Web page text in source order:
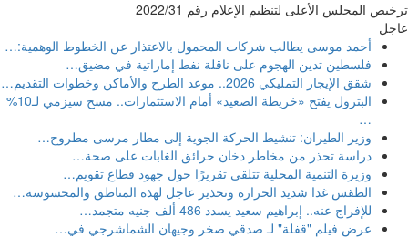
ترخيص المجلس الأعلى لتنظيم الإعلام رقم 2022/31
عاجل
أحمد موسى يطالب شركات المحمول بالاعتذار عن الخطوط الوهمية:…
فلسطين تدين الهجوم على ناقلة نفط إماراتية في مضيق…
شقق الإيجار التمليكي 2026.. موعد الطرح والأماكن وخطوات التقديم
…
البترول يفتح «خريطة الصعيد» أمام الاستثمارات.. مسح سيزمي لـ10%
…
وزير الطيران: تنشيط الحركة الجوية إلى مطار مرسى مطروح…
دراسة تحذر من مخاطر دخان حرائق الغابات على صحة…
وزيرة التنمية المحلية تتلقى تقريرًا حول جهود قطاع تقويم…
الطقس غدا شديد الحرارة وتحذير عاجل لهذه المناطق والمحسوسة…
للإفراج عنه.. إبراهيم سعيد يسدد 486 ألف جنيه متجمد
…
عرض فيلم "قفلة" لـ صدقي صخر وجيهان الشماشرجي في…